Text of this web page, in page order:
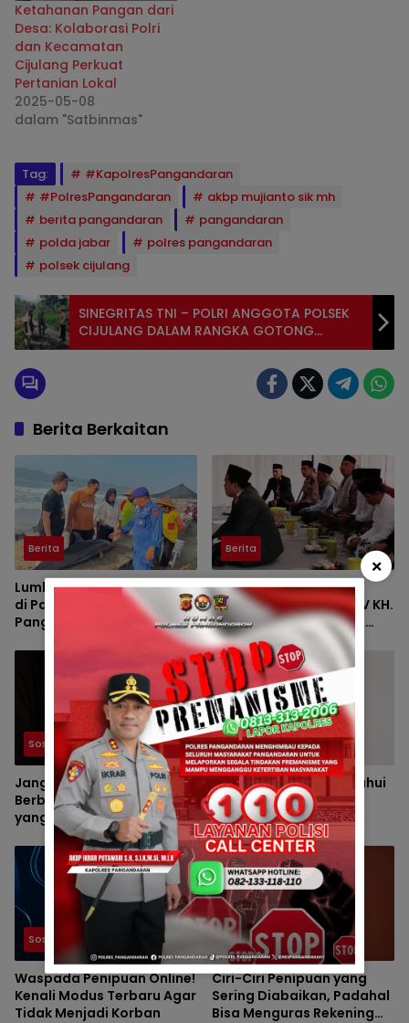
Ketahanan Pangan dari
Desa: Kolaborasi Polri
dan Kecamatan
Cijulang Perkuat
Pertanian Lokal
2025-05-08
dalam "Satbinmas"
Tag:
#KapolresPangandaran
#PolresPangandaran
akbp mujianto sik mh
berita pangandaran
pangandaran
polda jabar
polres pangandaran
polsek cijulang
SINEGRITAS TNI – POLRI ANGGOTA POLSEK
CIJULANG DALAM RANGKA GOTONG
ROYONG MEMBUAT BAK PENAMPUNGAN AIR
DI DUSUN CI SAGU DESA CIBANTEN
KECAMATAN CIJULANG KABUPATEN
Berita Berkaitan
Berita
Lumba-Lumba Terdampar
di Pantai Timur
Pangandaran Dievakuasi
Berita
HAUL KE-VII HJ. DEDE
UMIYATI DAN HAUL KE-IV KH.
SAEPUL MUJAHID SERTA
REUNI HAFLAH KE-XV
HIMPUNAN ALUMNI DIGELAR
DI PONDOK PESANTREN AL-
FALAH SANUSSIYAH
Sosial dan Umum
Jangan Mudah Percaya! Ini
Berbagai Modus Penipuan
yang Sering Menjerat
Masyarakat
Sosial dan Umum
Terlanjur Tertipu? Ketahui
Langkah yang Harus
Dilakukan dan Cara
Mencegah Kejadian
Terulang
Sosial dan Umum
Waspada Penipuan Online!
Kenali Modus Terbaru Agar
Tidak Menjadi Korban
Sosial dan Umum
Ciri-Ciri Penipuan yang
Sering Diabaikan, Padahal
Bisa Menguras Rekening
×